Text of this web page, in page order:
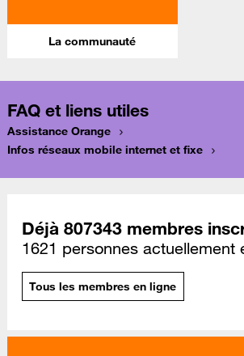
La communauté
FAQ et liens utiles
Assistance Orange
Infos réseaux mobile internet et fixe
Déjà 807343 membres
1621 personnes actuellement
Tous les membres en ligne